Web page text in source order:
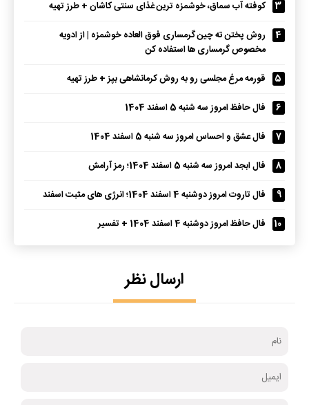
3
کوفته آب سماق، خوشمزه ترین غذای سنتی کاشان + طرز تهیه
4
روش پختن ته چین گرمساری فوق العاده خوشمزه | از ادویه
مخصوص گرمساری ها استفاده کن
5
قورمه مرغ مجلسی رو به روش کرمانشاهی بپز + طرز تهیه
6
فال حافظ امروز سه شنبه 5 اسفند 1404
7
فال عشق و احساس امروز سه شنبه 5 اسفند 1404
8
فال ابجد امروز سه شنبه 5 اسفند 1404؛ رمز آرامش
9
فال تاروت امروز دوشنبه 4 اسفند 1404؛ انرژی های مثبت اسفند
10
فال حافظ امروز دوشنبه 4 اسفند 1404 + تفسیر
ارسال نظر